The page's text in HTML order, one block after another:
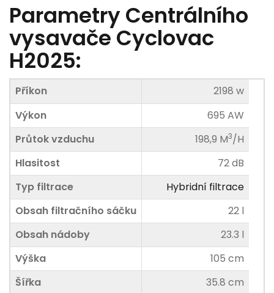
Parametry Centrálního
vysavače Cyclovac
H2025:
Příkon
2198 w
Výkon
695 AW
Průtok vzduchu
198,9 M3/H
Hlasitost
72 dB
Typ filtrace
Hybridní filtrace
Obsah filtračního sáčku
22 l
Obsah nádoby
23.3 l
Výška
105 cm
Šířka
35.8 cm